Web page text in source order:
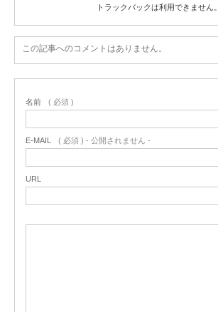
トラックバックは利用できません。
この記事へのコメントはありません。
名前 ( 必須 )
E-MAIL ( 必須 ) - 公開されません -
URL